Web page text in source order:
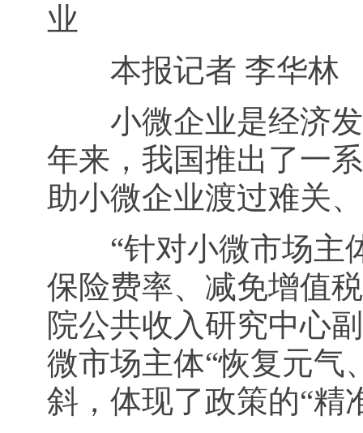
业
本报记者 李华林
小微企业是经济发
年来，我国推出了一
助小微企业渡过难关
“针对小微市场主体
保险费率、减免增值
院公共收入研究中心
微市场主体“恢复元气
斜，体现了政策的“精